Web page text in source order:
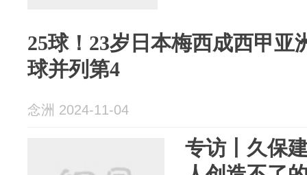
25球！23岁日本梅西成西甲亚
球并列第4
念洲 2024-11-04
专访丨久保